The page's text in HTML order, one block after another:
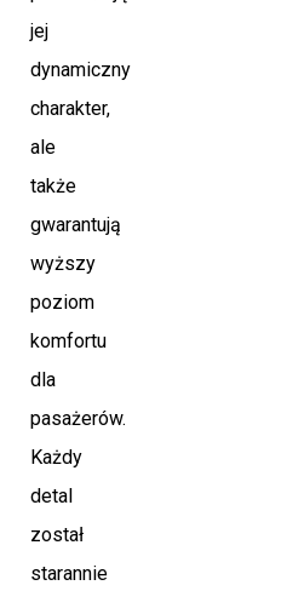
jej
dynamiczny
charakter,
ale
także
gwarantują
wyższy
poziom
komfortu
dla
pasażerów.
Każdy
detal
został
starannie